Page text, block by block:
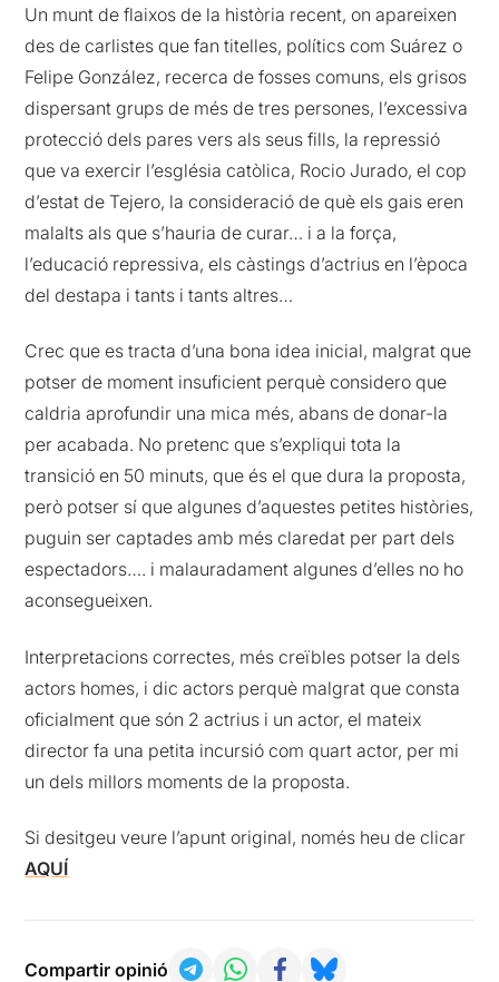
Un munt de flaixos de la història recent, on apareixen
des de carlistes que fan titelles, polítics com Suárez o
Felipe González, recerca de fosses comuns, els grisos
dispersant grups de més de tres persones, l’excessiva
protecció dels pares vers als seus fills, la repressió
que va exercir l’església catòlica, Rocio Jurado, el cop
d’estat de Tejero, la consideració de què els gais eren
malalts als que s’hauria de curar… i a la força,
l’educació repressiva, els càstings d’actrius en l’època
del destapa i tants i tants altres…
Crec que es tracta d’una bona idea inicial, malgrat que
potser de moment insuficient perquè considero que
caldria aprofundir una mica més, abans de donar-la
per acabada. No pretenc que s’expliqui tota la
transició en 50 minuts, que és el que dura la proposta,
però potser sí que algunes d’aquestes petites històries,
puguin ser captades amb més claredat per part dels
espectadors…. i malauradament algunes d’elles no ho
aconsegueixen.
Interpretacions correctes, més creïbles potser la dels
actors homes, i dic actors perquè malgrat que consta
oficialment que són 2 actrius i un actor, el mateix
director fa una petita incursió com quart actor, per mi
un dels millors moments de la proposta.
Si desitgeu veure l’apunt original, només heu de clicar
AQUÍ
Compartir opinió